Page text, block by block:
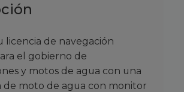
licencia de navegación
el gobierno de
y motos de agua con una
de moto de agua con monitor